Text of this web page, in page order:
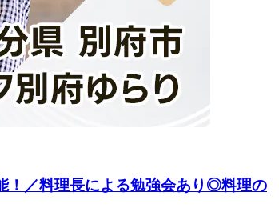
！／料理長による勉強会あり◎料理の